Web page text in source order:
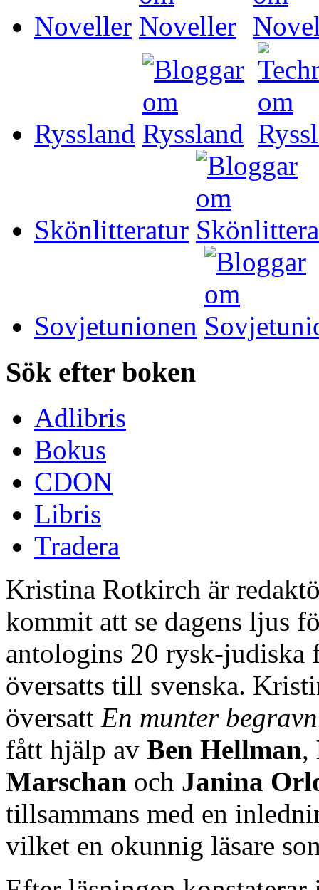
Noveller
Ryssland
Skönlitteratur
Sovjetunionen
Sök efter boken
Adlibris
Bokus
CDON
Libris
Tradera
Kristina Rotkirch är
kommit att se dagens ljus
antologins 20 rysk-judiska
översatts till svenska.
översatt En munter
fått hjälp av Ben Hellman,
Marschan och Janina
tillsammans med en
vilket en okunnig läsare